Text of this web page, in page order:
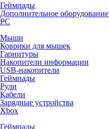
Геймпады
Дополнительное оборудование
PC
Мыши
Коврики для мышек
Гарнитуры
Накопители информации
USB-накопители
Геймпады
Рули
Кабели
Зарядные устройства
Xbox
Геймпады